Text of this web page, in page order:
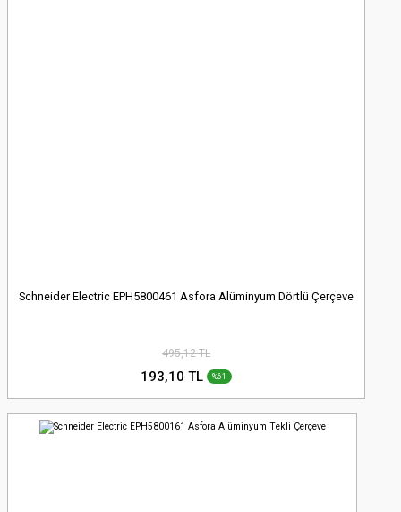
Schneider Electric EPH5800461 Asfora Alüminyum Dörtlü Çerçeve
495,12 TL
193,10 TL %61